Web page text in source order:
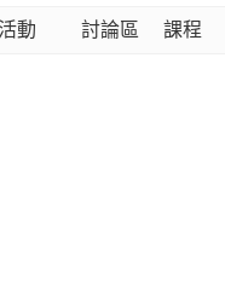
活動 討論區 課程